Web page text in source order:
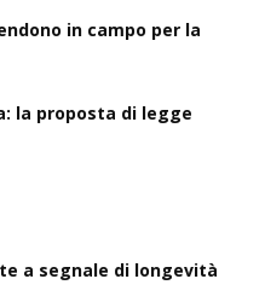
in campo per la
la proposta di legge
a segnale di longevità